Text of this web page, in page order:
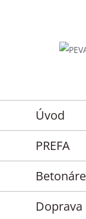
Úvod
PREFA
Doprava